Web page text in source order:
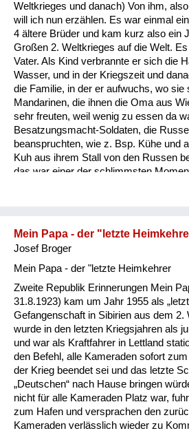
Weltkrieges und danach) Von ihm,
will ich nun erzählen. Es war einmal
4 ältere Brüder und kam kurz also ein
Großen 2. Weltkrieges auf die Welt.
Vater. Als Kind verbrannte er sich die
Wasser, und in der Kriegszeit und
die Familie, in der er aufwuchs, wo sie
Mandarinen, die ihnen die Oma aus
sehr freuten, weil wenig zu essen da
Besatzungsmacht-Soldaten, die
beanspruchten, wie z. Bsp. Kühe und
Kuh aus ihrem Stall von den Russen
das war einer der schlimmsten
Herkunftsfamilie meines Vaters, und er
Male davon, woran er sich aber nicht
Milchholen die M...
Mein Papa - der "letzte
Josef Broger
Mein Papa - der "letzte Heimkehrer
Zweite Republik Erinnerungen Mein
31.8.1923) kam um Jahr 1955 als
Gefangenschaft in Sibirien aus dem 2.
wurde in den letzten Kriegsjahren als
und war als Kraftfahrer in Lettland
den Befehl, alle Kameraden sofort
der Krieg beendet sei und das letzte
„Deutschen“ nach Hause bringen
nicht für alle Kameraden Platz war,
zum Hafen und versprachen den
Kameraden verlässlich wieder zu